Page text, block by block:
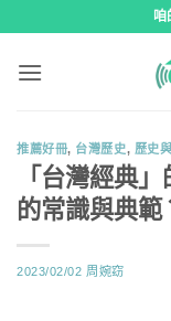
咱
推薦好冊, 台灣歷史, 歷史
「台灣經典
的常識與典範
2023/02/02 周婉窈